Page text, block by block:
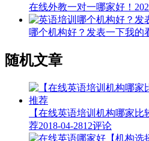
在线外教一对一哪家好！
哪个机构好？发表一下我的
随机文章
【在线英语培训机构哪家
荐2018-04-2812评论